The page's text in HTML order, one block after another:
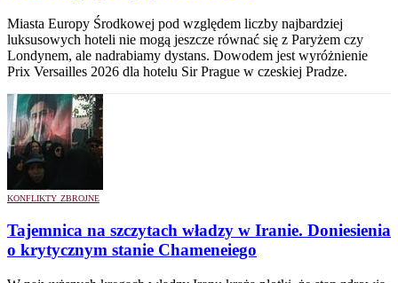
Miasta Europy Środkowej pod względem liczby najbardziej
luksusowych hoteli nie mogą jeszcze równać się z Paryżem czy
Londynem, ale nadrabiamy dystans. Dowodem jest wyróżnienie
Prix Versailles 2026 dla hotelu Sir Prague w czeskiej Pradze.
KONFLIKTY ZBROJNE
Tajemnica na szczytach władzy w Iranie. Doniesienia
o krytycznym stanie Chameneiego